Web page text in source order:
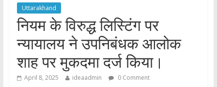
Uttarakhand
नियम के विरुद्ध लिस्टिंग पर
न्यायालय ने उपनिबंधक आलोक
शाह पर मुकदमा दर्ज किया।
April 8, 2025 ideaadmin 0 Comment